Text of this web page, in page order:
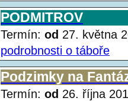
PODMITROV
Termín: od 27. května
podrobnosti o táboře
Podzimky na
Termín: od 26. října